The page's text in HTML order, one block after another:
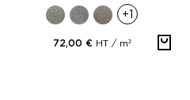
+1
72,00 € HT / m²